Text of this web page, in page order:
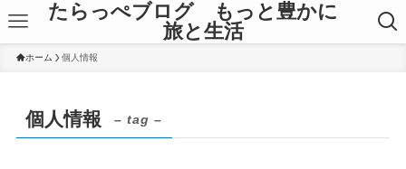
たらっぺブログ もっと豊かに
旅と生活
ホーム 個人情報
個人情報 – tag –